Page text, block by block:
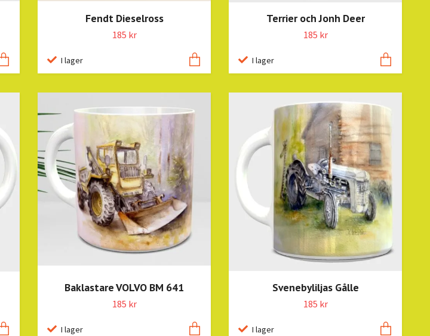
Fendt Dieselross
185 kr
I lager
Terrier och Jonh Deer
185 kr
I lager
Baklastare VOLVO BM 641
185 kr
I lager
Svenebyliljas Gålle
185 kr
I lager